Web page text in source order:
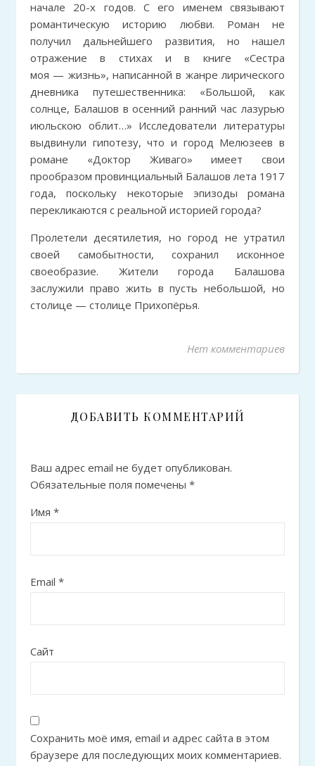
начале 20-х годов. С его именем связывают
романтическую историю любви. Роман не
получил дальнейшего развития, но нашел
отражение в стихах и в книге «Сестра
моя — жизнь», написанной в жанре лирического
дневника путешественника: «Большой, как
солнце, Балашов в осенний ранний час лазурью
июльскою облит…» Исследователи литературы
выдвинули гипотезу, что и город Мелюзеев в
романе «Доктор Живаго» имеет свои
прообразом провинциальный Балашов лета 1917
года, поскольку некоторые эпизоды романа
перекликаются с реальной историей города?
Пролетели десятилетия, но город не утратил
своей самобытности, сохранил исконное
своеобразие. Жители города Балашова
заслужили право жить в пусть небольшой, но
столице — столице Прихопёрья.
Нет комментариев
ДОБАВИТЬ КОММЕНТАРИЙ
Ваш адрес email не будет опубликован.
Обязательные поля помечены *
Имя *
Email *
Сайт
Сохранить моё имя, email и адрес сайта в этом
браузере для последующих моих комментариев.